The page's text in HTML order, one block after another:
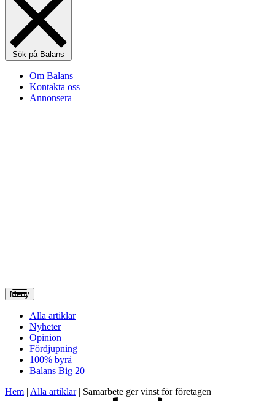
Sök på Balans
Om Balans
Kontakta oss
Annonsera
Meny
Alla artiklar
Nyheter
Opinion
Fördjupning
100% byrå
Balans Big 20
Hem | Alla artiklar| Samarbete ger vinst för företagen